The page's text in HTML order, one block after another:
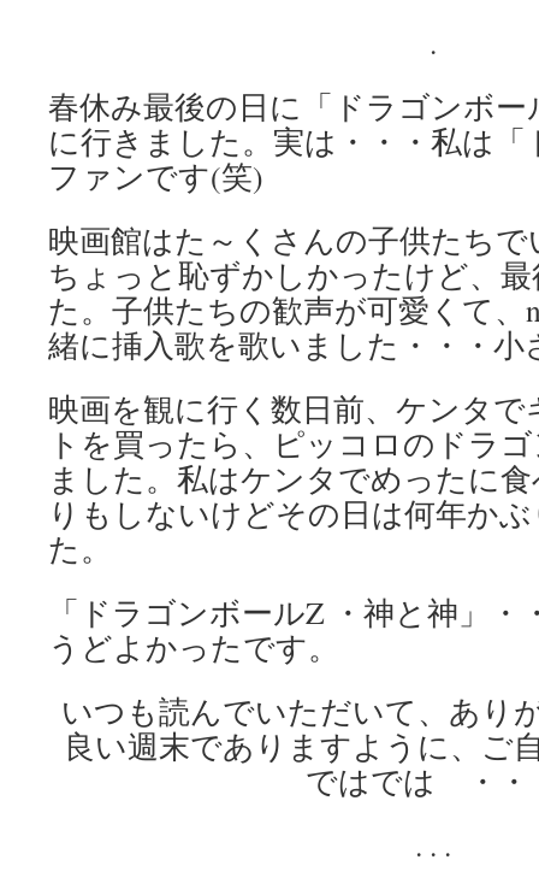
.
春休み最後の日に「ドラゴンボー
に行きました。実は・・・私は
ファンです(笑)
映画館はた～くさんの子供たち
ちょっと恥ずかしかったけど、
た。子供たちの歓声が可愛くて、
緒に挿入歌を歌いました・・・小
映画を観に行く数日前、ケンタ
トを買ったら、ピッコロのドラ
ました。私はケンタでめったに
りもしないけどその日は何年か
た。
「ドラゴンボールZ ・神と神」
うどよかったです。
いつも読んでいただいて、あり
良い週末でありますように、ご
ではでは ・・
. . .